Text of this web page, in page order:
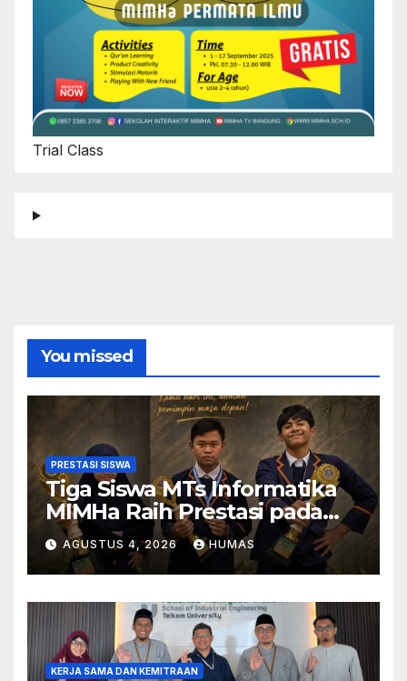
Trial Class
You missed
PRESTASI SISWA
Tiga Siswa MTs Informatika
MIMHa Raih Prestasi pada
Ajang MOSAIC 2026
AGUSTUS 4, 2026 HUMAS
KERJA SAMA DAN KEMITRAAN